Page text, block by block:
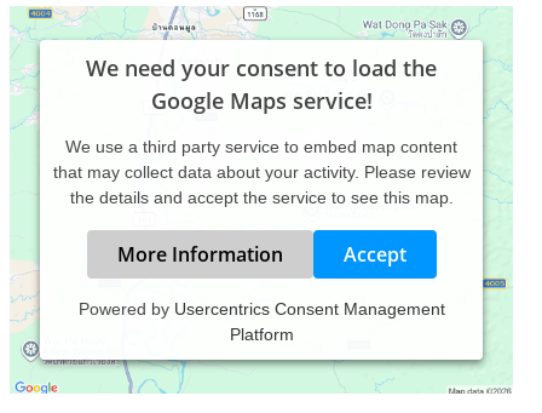
We need your consent to load the
Google Maps service!
We use a third party service to embed map content
that may collect data about your activity. Please review
the details and accept the service to see this map.
More Information Accept
Powered by Usercentrics Consent Management
Platform
Coaching für Einzelpersonen, Paare und Teams.
Konflikt und Kommunikationstrainings für Teams.